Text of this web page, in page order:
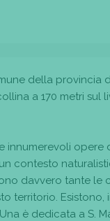
della provincia
a 170 metri sul
innumerevoli opere
contesto
davvero tante le
territorio. Esistono,
è dedicata a S.